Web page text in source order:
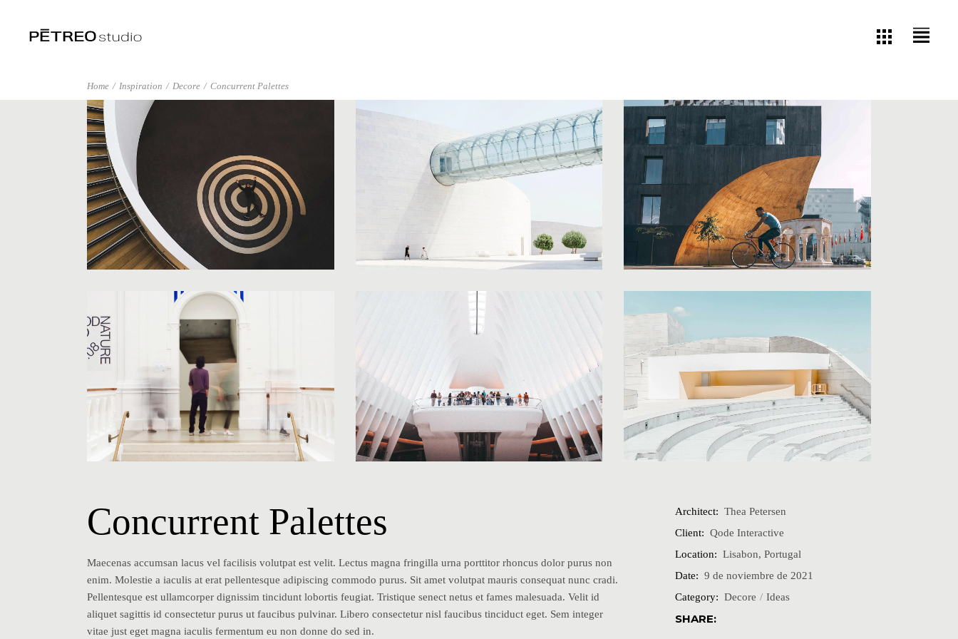
Home Inspiration Decore Concurrent Palettes
Concurrent Palettes
Maecenas accumsan lacus vel facilisis volutpat est velit. Lectus magna fringilla urna porttitor rhoncus dolor purus non
enim. Molestie a iaculis at erat pellentesque adipiscing commodo purus. Sit amet volutpat mauris consequat nunc cradi.
Pellentesque est ullamcorper dignissim tincidunt lobortis feugiat. Tristique senect netus et fames malesuada. Velit id
aliquet sagittis id consectetur purus ut faucibus pulvinar. Libero consectetur nisl faucibus tinciduct eget. Sem integer
vitae just eget magna iaculis fermentum eu non donne do sed in.
Architect: Thea Petersen
Client: Qode Interactive
Location: Lisabon, Portugal
Date: 9 de noviembre de 2021
Category: Decore Ideas
SHARE: